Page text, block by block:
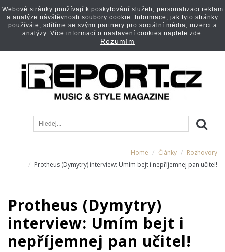
Home Články
Rozhovory
Protheus (Dymytry) interview: Umím bejt i nepříjemnej pan učitel!
Protheus (Dymytry)
interview: Umím bejt i
nepříjemnej pan učitel!
Webové stránky používají k poskytování služeb, personalizaci reklam
a analýze návštěvnosti soubory cookie. Informace, jak tyto stránky
používáte, sdílíme se svými partnery pro sociální média, inzerci a
analýzy. Více informací o nastavení cookies najdete zde.
Rozumím